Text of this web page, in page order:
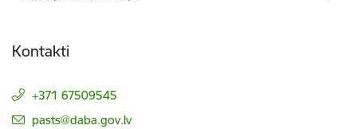
Kontakti
+371 67509545
E-pasts:
pasts@daba.gov.lv